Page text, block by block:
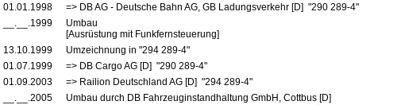
01.01.1998
=> DB AG - Deutsche Bahn AG, GB Ladungsverkehr [D] "290 289-4"
__.__.1999
Umbau
[Ausrüstung mit Funkfernsteuerung]
13.10.1999
Umzeichnung in "294 289-4"
01.07.1999
=> DB Cargo AG [D] "290 289-4"
01.09.2003
=> Railion Deutschland AG [D] "294 289-4"
__.__.2005
Umbau durch DB Fahrzeuginstandhaltung GmbH, Cottbus [D]